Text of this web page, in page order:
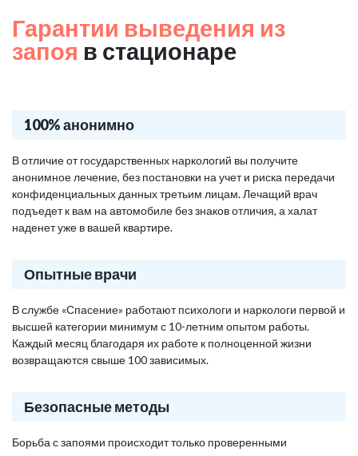
Гарантии выведения из
запоя в стационаре
100% анонимно
В отличие от государственных наркологий вы получите
анонимное лечение, без постановки на учет и риска передачи
конфиденциальных данных третьим лицам. Лечащий врач
подъедет к вам на автомобиле без знаков отличия, а халат
наденет уже в вашей квартире.
Опытные врачи
В службе «Спасение» работают психологи и наркологи первой и
высшей категории минимум с 10-летним опытом работы.
Каждый месяц благодаря их работе к полноценной жизни
возвращаются свыше 100 зависимых.
Безопасные методы
Борьба с запоями происходит только проверенными